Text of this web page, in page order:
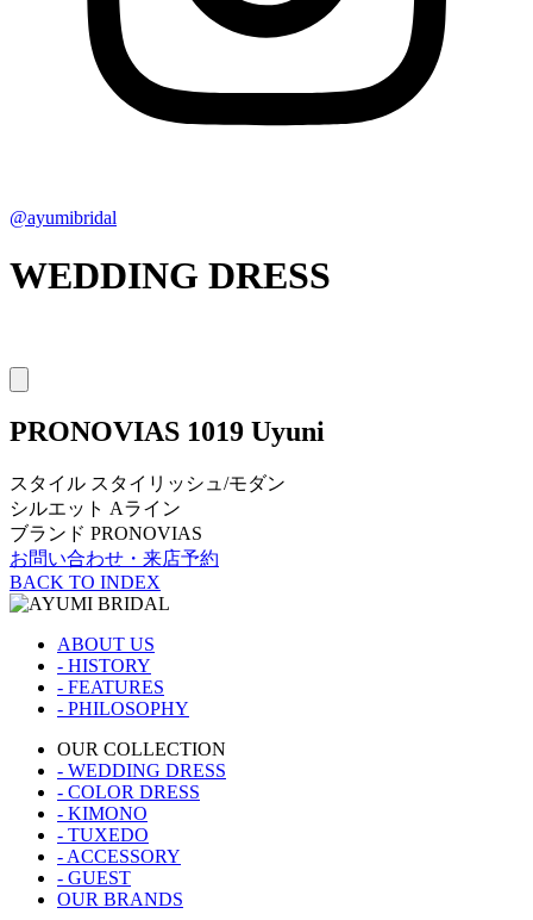
@ayumibridal
WEDDING DRESS
PRONOVIAS 1019 Uyuni
スタイル スタイリッシュ/モダン
シルエット Aライン
ブランド PRONOVIAS
お問い合わせ・来店予約
BACK TO INDEX
ABOUT US
- HISTORY
- FEATURES
- PHILOSOPHY
OUR COLLECTION
- WEDDING DRESS
- COLOR DRESS
- KIMONO
- TUXEDO
- ACCESSORY
- GUEST
OUR BRANDS